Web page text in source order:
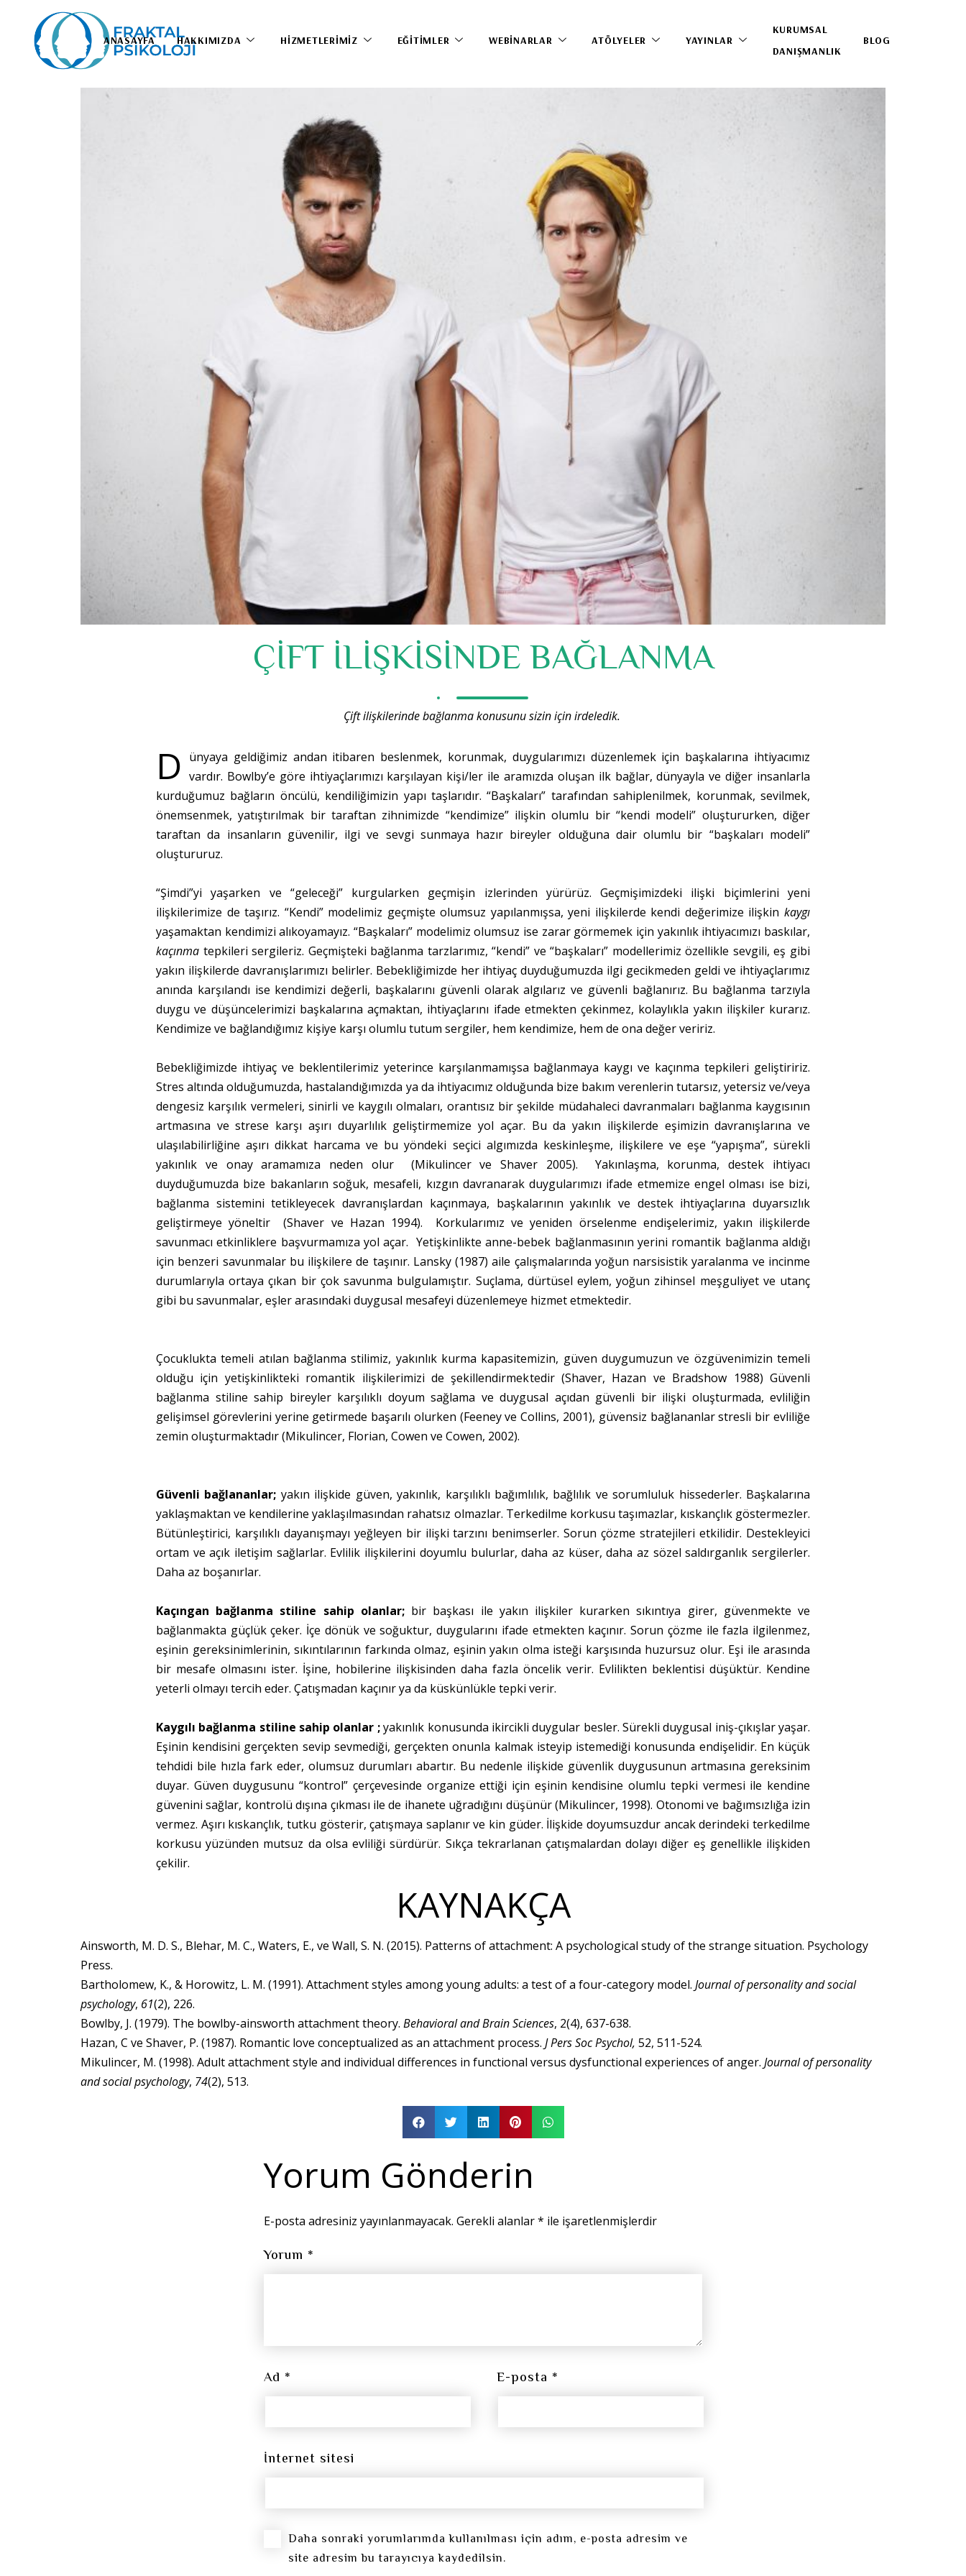
ANASAYFA HAKKIMIZDA HIZMETLERIMIZ EĞITIMLER WEBINARLAR ATÖLYELER YAYINLAR
KURUMSAL
DANIŞMANLIK
BLOG
ÇİFT İLİŞKİSİNDE BAĞLANMA
Çift ilişkilerinde bağlanma konusunu sizin için irdeledik.
D ünyaya geldiğimiz andan itibaren beslenmek, korunmak, duygularımızı düzenlemek için başkalarına ihtiyacımız
vardır. Bowlby’e göre ihtiyaçlarımızı karşılayan kişi/ler ile aramızda oluşan ilk bağlar, dünyayla ve diğer insanlarla
kurduğumuz bağların öncülü, kendiliğimizin yapı taşlarıdır. “Başkaları” tarafından sahiplenilmek, korunmak, sevilmek,
önemsenmek, yatıştırılmak bir taraftan zihnimizde “kendimize” ilişkin olumlu bir “kendi modeli” oluştururken, diğer
taraftan da insanların güvenilir, ilgi ve sevgi sunmaya hazır bireyler olduğuna dair olumlu bir “başkaları modeli”
oluştururuz.
“Şimdi”yi yaşarken ve “geleceği” kurgularken geçmişin izlerinden yürürüz. Geçmişimizdeki ilişki biçimlerini yeni
ilişkilerimize de taşırız. “Kendi” modelimiz geçmişte olumsuz yapılanmışsa, yeni ilişkilerde kendi değerimize ilişkin kaygı
yaşamaktan kendimizi alıkoyamayız. “Başkaları” modelimiz olumsuz ise zarar görmemek için yakınlık ihtiyacımızı baskılar,
kaçınma tepkileri sergileriz. Geçmişteki bağlanma tarzlarımız, “kendi” ve “başkaları” modellerimiz özellikle sevgili, eş gibi
yakın ilişkilerde davranışlarımızı belirler. Bebekliğimizde her ihtiyaç duyduğumuzda ilgi gecikmeden geldi ve ihtiyaçlarımız
anında karşılandı ise kendimizi değerli, başkalarını güvenli olarak algılarız ve güvenli bağlanırız. Bu bağlanma tarzıyla
duygu ve düşüncelerimizi başkalarına açmaktan, ihtiyaçlarını ifade etmekten çekinmez, kolaylıkla yakın ilişkiler kurarız.
Kendimize ve bağlandığımız kişiye karşı olumlu tutum sergiler, hem kendimize, hem de ona değer veririz.
Bebekliğimizde ihtiyaç ve beklentilerimiz yeterince karşılanmamışsa bağlanmaya kaygı ve kaçınma tepkileri geliştiririz.
Stres altında olduğumuzda, hastalandığımızda ya da ihtiyacımız olduğunda bize bakım verenlerin tutarsız, yetersiz ve/veya
dengesiz karşılık vermeleri, sinirli ve kaygılı olmaları, orantısız bir şekilde müdahaleci davranmaları bağlanma kaygısının
artmasına ve strese karşı aşırı duyarlılık geliştirmemize yol açar. Bu da yakın ilişkilerde eşimizin davranışlarına ve
ulaşılabilirliğine aşırı dikkat harcama ve bu yöndeki seçici algımızda keskinleşme, ilişkilere ve eşe “yapışma”, sürekli
yakınlık ve onay aramamıza neden olur (Mikulincer ve Shaver 2005). Yakınlaşma, korunma, destek ihtiyacı
duyduğumuzda bize bakanların soğuk, mesafeli, kızgın davranarak duygularımızı ifade etmemize engel olması ise bizi,
bağlanma sistemini tetikleyecek davranışlardan kaçınmaya, başkalarının yakınlık ve destek ihtiyaçlarına duyarsızlık
geliştirmeye yöneltir (Shaver ve Hazan 1994). Korkularımız ve yeniden örselenme endişelerimiz, yakın ilişkilerde
savunmacı etkinliklere başvurmamıza yol açar. Yetişkinlikte anne-bebek bağlanmasının yerini romantik bağlanma aldığı
için benzeri savunmalar bu ilişkilere de taşınır. Lansky (1987) aile çalışmalarında yoğun narsisistik yaralanma ve incinme
durumlarıyla ortaya çıkan bir çok savunma bulgulamıştır. Suçlama, dürtüsel eylem, yoğun zihinsel meşguliyet ve utanç
gibi bu savunmalar, eşler arasındaki duygusal mesafeyi düzenlemeye hizmet etmektedir.
Çocuklukta temeli atılan bağlanma stilimiz, yakınlık kurma kapasitemizin, güven duygumuzun ve özgüvenimizin temeli
olduğu için yetişkinlikteki romantik ilişkilerimizi de şekillendirmektedir (Shaver, Hazan ve Bradshow 1988) Güvenli
bağlanma stiline sahip bireyler karşılıklı doyum sağlama ve duygusal açıdan güvenli bir ilişki oluşturmada, evliliğin
gelişimsel görevlerini yerine getirmede başarılı olurken (Feeney ve Collins, 2001), güvensiz bağlananlar stresli bir evliliğe
zemin oluşturmaktadır (Mikulincer, Florian, Cowen ve Cowen, 2002).
Güvenli bağlananlar; yakın ilişkide güven, yakınlık, karşılıklı bağımlılık, bağlılık ve sorumluluk hissederler. Başkalarına
yaklaşmaktan ve kendilerine yaklaşılmasından rahatsız olmazlar. Terkedilme korkusu taşımazlar, kıskançlık göstermezler.
Bütünleştirici, karşılıklı dayanışmayı yeğleyen bir ilişki tarzını benimserler. Sorun çözme stratejileri etkilidir. Destekleyici
ortam ve açık iletişim sağlarlar. Evlilik ilişkilerini doyumlu bulurlar, daha az küser, daha az sözel saldırganlık sergilerler.
Daha az boşanırlar.
Kaçıngan bağlanma stiline sahip olanlar;bir başkası ile yakın ilişkiler kurarken sıkıntıya girer, güvenmekte ve
bağlanmakta güçlük çeker. İçe dönük ve soğuktur, duygularını ifade etmekten kaçınır. Sorun çözme ile fazla ilgilenmez,
eşinin gereksinimlerinin, sıkıntılarının farkında olmaz, eşinin yakın olma isteği karşısında huzursuz olur. Eşi ile arasında
bir mesafe olmasını ister. İşine, hobilerine ilişkisinden daha fazla öncelik verir. Evlilikten beklentisi düşüktür. Kendine
yeterli olmayı tercih eder. Çatışmadan kaçınır ya da küskünlükle tepki verir.
Kaygılı bağlanma stiline sahip olanlar ;yakınlık konusunda ikircikli duygular besler. Sürekli duygusal iniş-çıkışlar yaşar.
Eşinin kendisini gerçekten sevip sevmediği, gerçekten onunla kalmak isteyip istemediği konusunda endişelidir. En küçük
tehdidi bile hızla fark eder, olumsuz durumları abartır. Bu nedenle ilişkide güvenlik duygusunun artmasına gereksinim
duyar. Güven duygusunu “kontrol” çerçevesinde organize ettiği için eşinin kendisine olumlu tepki vermesi ile kendine
güvenini sağlar, kontrolü dışına çıkması ile de ihanete uğradığını düşünür (Mikulincer, 1998). Otonomi ve bağımsızlığa izin
vermez. Aşırı kıskançlık, tutku gösterir, çatışmaya saplanır ve kin güder. İlişkide doyumsuzdur ancak derindeki terkedilme
korkusu yüzünden mutsuz da olsa evliliği sürdürür. Sıkça tekrarlanan çatışmalardan dolayı diğer eş genellikle ilişkiden
çekilir.
KAYNAKÇA
Ainsworth, M. D. S., Blehar, M. C., Waters, E., ve Wall, S. N. (2015). Patterns of attachment: A psychological study of the strange situation. Psychology
Press.
Bartholomew, K., & Horowitz, L. M. (1991). Attachment styles among young adults: a test of a four-category model. Journal of personality and social
psychology, 61(2), 226.
Bowlby, J. (1979). The bowlby-ainsworth attachment theory. Behavioral and Brain Sciences, 2(4), 637-638.
Hazan, C ve Shaver, P. (1987). Romantic love conceptualized as an attachment process. J Pers Soc Psychol, 52, 511-524.
Mikulincer, M. (1998). Adult attachment style and individual differences in functional versus dysfunctional experiences of anger. Journal of personality
and social psychology, 74(2), 513.
Yorum Gönderin
E-posta adresiniz yayınlanmayacak. Gerekli alanlar* ile işaretlenmişlerdir
Yorum *
Ad * E-posta *
İnternet sitesi
Daha sonraki yorumlarımda kullanılması için adım, e-posta adresim ve
site adresim bu tarayıcıya kaydedilsin.